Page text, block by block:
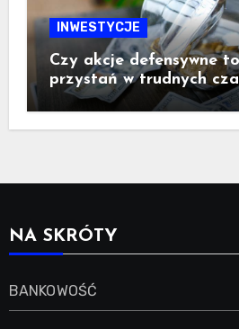
INWESTYCJE
Czy akcje defensywne
przystań w trudnych
NA SKRÓTY
BANKOWOŚĆ